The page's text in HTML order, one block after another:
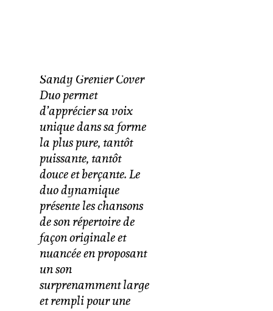
Sandy Grenier Cover
Duo permet
d’apprécier sa voix
unique dans sa forme
la plus pure, tantôt
puissante, tantôt
douce et berçante. Le
duo dynamique
présente les chansons
de son répertoire de
façon originale et
nuancée en proposant
un son
surprenamment large
et rempli pour une